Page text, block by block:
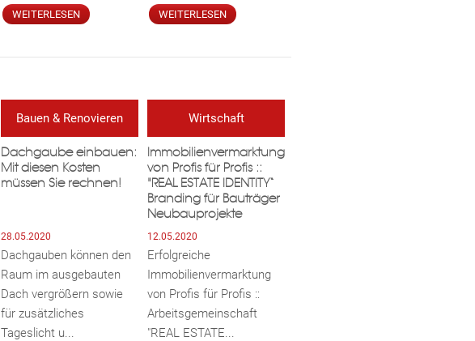
WEITERLESEN WEITERLESEN
Bauen & Renovieren
Dachgaube einbauen:
Mit diesen Kosten
müssen Sie rechnen!
28.05.2020
Dachgauben können den
Raum im ausgebauten
Dach vergrößern sowie
für zusätzliches
Tageslicht u...
Wirtschaft
Immobilien­­­vermarktung
von Profis für Profis ::
"REAL ESTATE IDENTITY“
Branding für Bauträger
Neubauprojekte
12.05.2020
Erfolgreiche
Immobilienvermarktung
von Profis für Profis ::
Arbeitsgemeinschaft
"REAL ESTATE...